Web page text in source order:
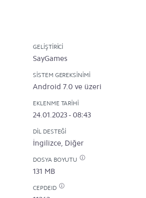
GELIŞTIRICI
SayGames
SISTEM GEREKSINIMI
Android 7.0 ve üzeri
EKLENME TARIHI
24.01.2023 - 08:43
DIL DESTEĞI
İngilizce, Diğer
DOSYA BOYUTU
131 MB
CEPDEID